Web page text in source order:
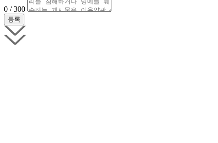
0 / 300